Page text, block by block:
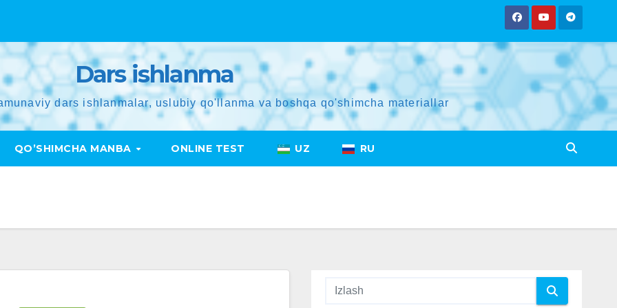
Dars ishlanma
dars ishlanmalar, uslubiy qo'llanma va boshqa qo'shimcha materiallar
QO’SHIMCHA MANBA ONLINE TEST UZ RU